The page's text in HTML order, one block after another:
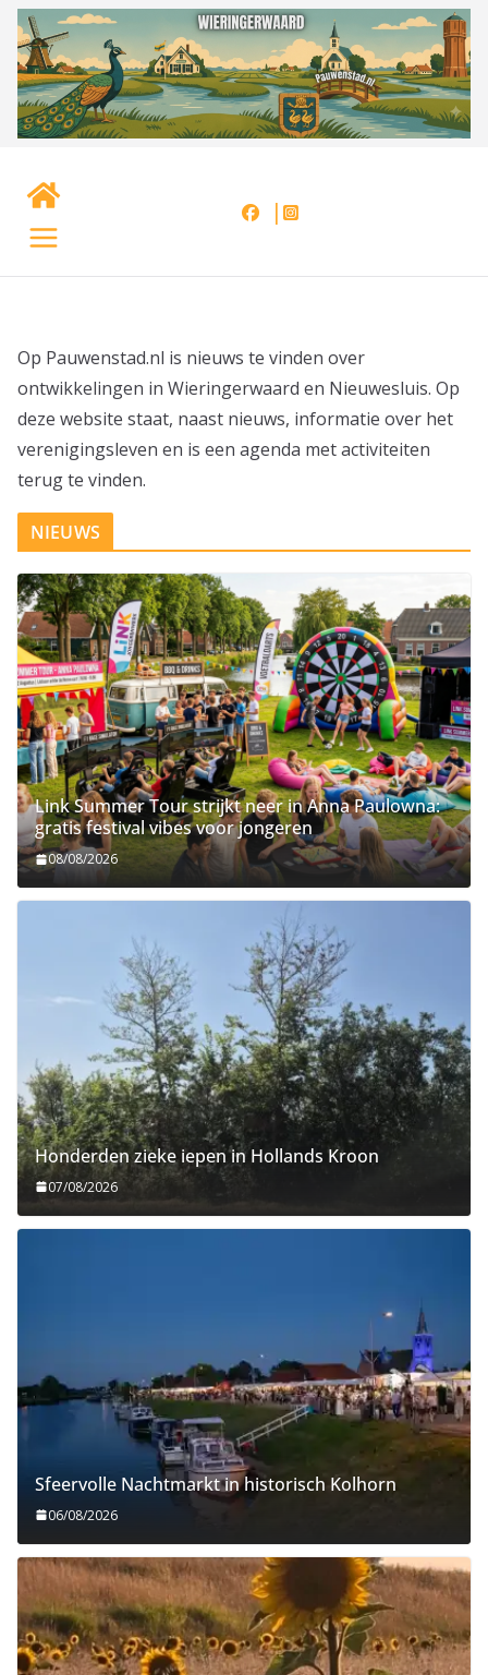
Ga
naar
de
inhoud
Op Pauwenstad.nl is nieuws te vinden over
ontwikkelingen in Wieringerwaard en Nieuwesluis. Op
deze website staat, naast nieuws, informatie over het
verenigingsleven en is een agenda met activiteiten
terug te vinden.
NIEUWS
Link Summer Tour strijkt neer in Anna Paulowna:
gratis festival vibes voor jongeren
08/08/2026
Honderden zieke iepen in Hollands Kroon
07/08/2026
Sfeervolle Nachtmarkt in historisch Kolhorn
06/08/2026